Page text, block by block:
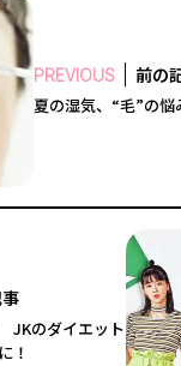
PREVIOUS 前の
夏の湿気、“毛”の悩
JKのダイエット
！